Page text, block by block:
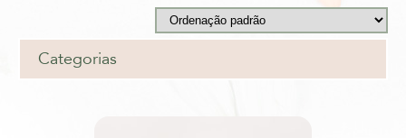
Categorias